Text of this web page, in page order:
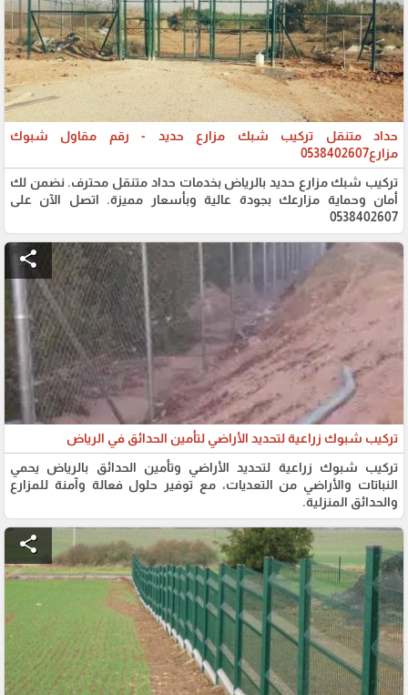
حداد متنقل تركيب شبك مزارع حديد - رقم مقاول شبوك
مزارع0538402607
تركيب شبك مزارع حديد بالرياض بخدمات حداد متنقل محترف. نضمن لك
أمان وحماية مزارعك بجودة عالية وبأسعار مميزة. اتصل الآن على
0538402607
share
تركيب شبوك زراعية لتحديد الأراضي لتأمين الحدائق في الرياض
تركيب شبوك زراعية لتحديد الأراضي وتأمين الحدائق بالرياض يحمي
النباتات والأراضي من التعديات، مع توفير حلول فعالة وآمنة للمزارع
والحدائق المنزلية.
share